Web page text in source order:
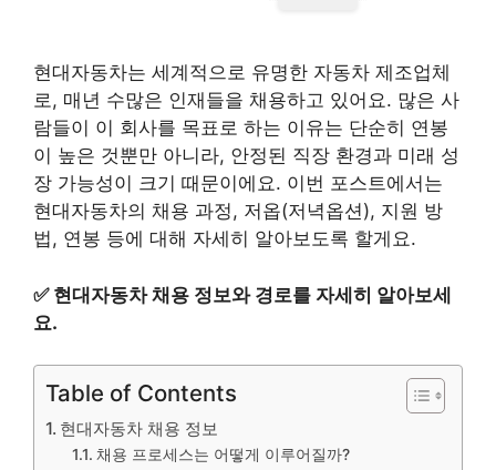
현대자동차는 세계적으로 유명한 자동차 제조업체
로, 매년 수많은 인재들을 채용하고 있어요. 많은 사
람들이 이 회사를 목표로 하는 이유는 단순히 연봉
이 높은 것뿐만 아니라, 안정된 직장 환경과 미래 성
장 가능성이 크기 때문이에요. 이번 포스트에서는
현대자동차의 채용 과정, 저옵(저녁옵션), 지원 방
법, 연봉 등에 대해 자세히 알아보도록 할게요.
✅ 현대자동차 채용 정보와 경로를 자세히 알아보세
요.
Table of Contents
현대자동차 채용 정보
채용 프로세스는 어떻게 이루어질까?